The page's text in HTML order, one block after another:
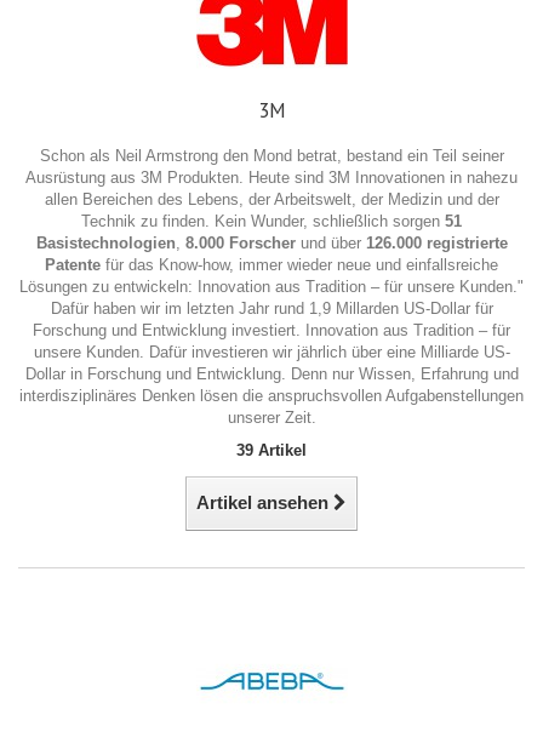
3M
Schon als Neil Armstrong den Mond betrat, bestand ein Teil seiner
Ausrüstung aus 3M Produkten. Heute sind 3M Innovationen in nahezu
allen Bereichen des Lebens, der Arbeitswelt, der Medizin und der
Technik zu finden. Kein Wunder, schließlich sorgen 51
Basistechnologien, 8.000 Forscherund über 126.000 registrierte
Patente für das Know-how, immer wieder neue und einfallsreiche
Lösungen zu entwickeln: Innovation aus Tradition – für unsere Kunden."
Dafür haben wir im letzten Jahr rund 1,9 Millarden US-Dollar für
Forschung und Entwicklung investiert. Innovation aus Tradition – für
unsere Kunden. Dafür investieren wir jährlich über eine Milliarde US-
Dollar in Forschung und Entwicklung. Denn nur Wissen, Erfahrung und
interdisziplinäres Denken lösen die anspruchsvollen Aufgabenstellungen
unserer Zeit.
39 Artikel
Artikel ansehen